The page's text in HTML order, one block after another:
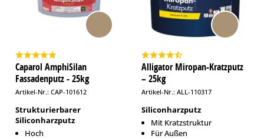
Caparol AmphiSilan
Fassadenputz - 25kg
Artikel-Nr.: CAP-101612
Strukturierbarer
Siliconharzputz
Hoch
Alligator Miropan-Kratzputz
– 25kg
Artikel-Nr.: ALL-110317
Siliconharzputz
Mit Kratzstruktur
Für Außen